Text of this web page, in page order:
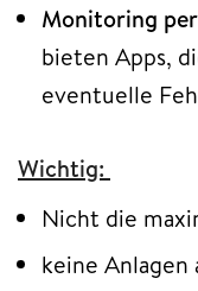
Monitoring
bieten Apps,
eventuelle
Wichtig:
Nicht die
keine